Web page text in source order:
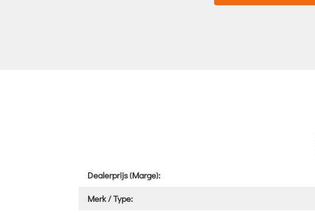
Dealerprijs (Marge):
Merk / Type: